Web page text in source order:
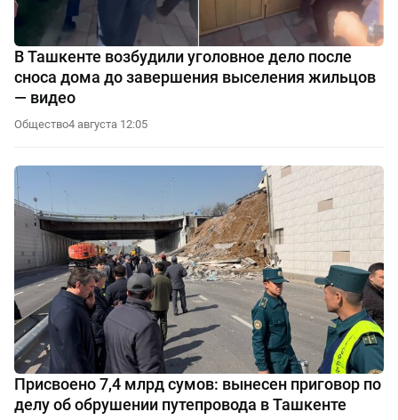
В Ташкенте возбудили уголовное дело после
сноса дома до завершения выселения жильцов
— видео
Общество4 августа 12:05
Присвоено 7,4 млрд сумов: вынесен приговор по
делу об обрушении путепровода в Ташкенте